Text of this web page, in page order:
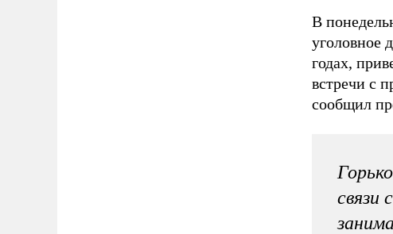
В
уголовное
годах,
встречи с
сообщил
связи